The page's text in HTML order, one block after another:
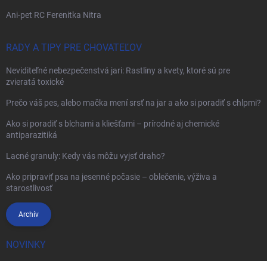
Ani-pet RC Ferenitka Nitra
RADY A TIPY PRE CHOVATEĽOV
Neviditeľné nebezpečenstvá jari: Rastliny a kvety, ktoré sú pre
zvieratá toxické
Prečo váš pes, alebo mačka mení srsť na jar a ako si poradiť s chlpmi?
Ako si poradiť s blchami a kliešťami – prírodné aj chemické
antiparazitiká
Lacné granuly: Kedy vás môžu vyjsť draho?
Ako pripraviť psa na jesenné počasie – oblečenie, výživa a
starostlivosť
Archív
NOVINKY